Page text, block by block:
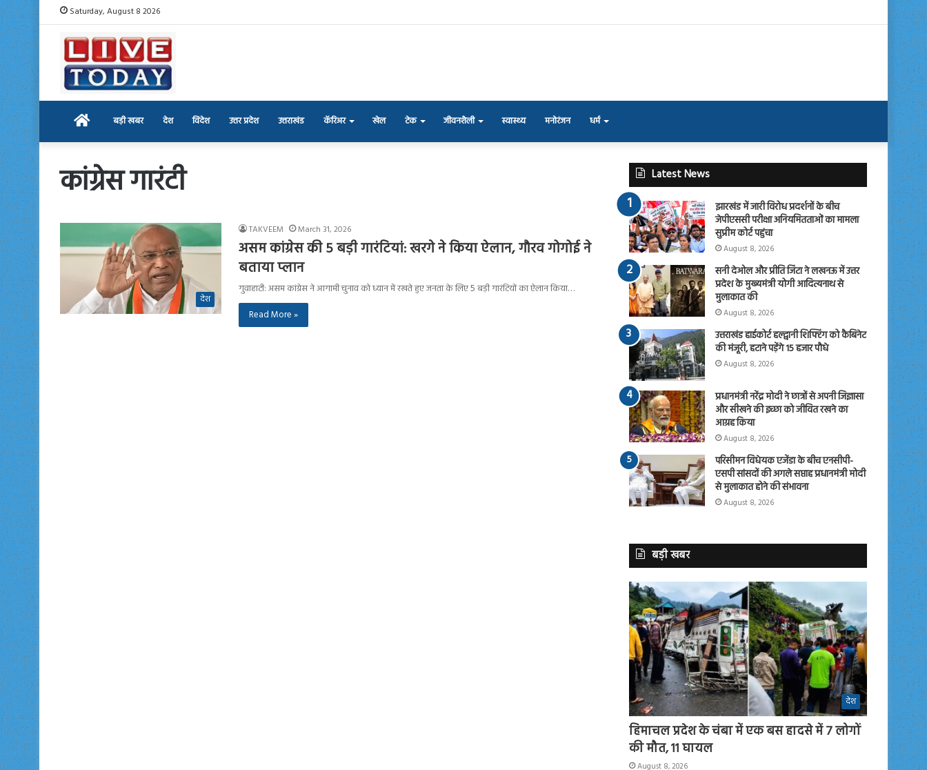
Saturday, August 8 2026
Home बड़ी खबर देश विदेश उत्तर प्रदेश उत्तराखंड कॅरिअर खेल टेक जीवनशैली स्वास्थ्य मनोरंजन धर्म
कांग्रेस गारंटी
देश
TAKVEEM March 31, 2026
असम कांग्रेस की 5 बड़ी गारंटियां: खरगे ने किया ऐलान, गौरव गोगोई ने
बताया प्लान
गुवाहाटी: असम कांग्रेस ने आगामी चुनाव को ध्यान में रखते हुए जनता के लिए 5 बड़ी गारंटियों का ऐलान किया…
Read More »
Latest News
झारखंड में जारी विरोध प्रदर्शनों के बीच
जेपीएससी परीक्षा अनियमितताओं का मामला
सुप्रीम कोर्ट पहुंचा
August 8, 2026
सनी देओल और प्रीति जिंटा ने लखनऊ में उत्तर
प्रदेश के मुख्यमंत्री योगी आदित्यनाथ से
मुलाकात की
August 8, 2026
उत्तराखंड हाईकोर्ट हल्द्वानी शिफ्टिंग को कैबिनेट
की मंजूरी, हटाने पड़ेंगे 15 हजार पौधे
August 8, 2026
प्रधानमंत्री नरेंद्र मोदी ने छात्रों से अपनी जिज्ञासा
और सीखने की इच्छा को जीवित रखने का
आग्रह किया
August 8, 2026
परिसीमन विधेयक एजेंडा के बीच एनसीपी-
एसपी सांसदों की अगले सप्ताह प्रधानमंत्री मोदी
से मुलाकात होने की संभावना
August 8, 2026
बड़ी खबर
देश
हिमाचल प्रदेश के चंबा में एक बस हादसे में 7 लोगों
की मौत, 11 घायल
August 8, 2026